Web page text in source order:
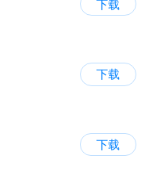
下载
下载
下载